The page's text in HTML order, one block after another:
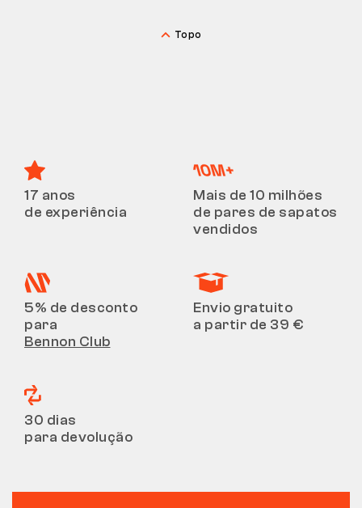
Topo
17 anos
de experiência
Mais de 10 milhões
de pares de sapatos
vendidos
5% de desconto
para
Bennon Club
Envio gratuito
a partir de 39 €
30 dias
para devolução